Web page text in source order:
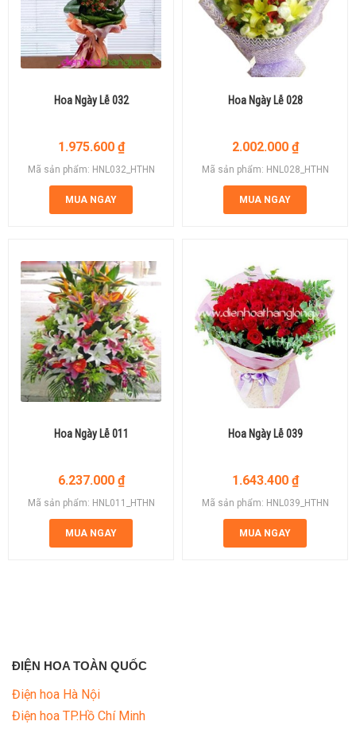
Hoa Ngày Lễ 032
1.975.600 ₫
Mã sản phẩm: HNL032_HTHN
MUA NGAY
Hoa Ngày Lễ 028
2.002.000 ₫
Mã sản phẩm: HNL028_HTHN
MUA NGAY
Hoa Ngày Lễ 011
6.237.000 ₫
Mã sản phẩm: HNL011_HTHN
MUA NGAY
Hoa Ngày Lễ 039
1.643.400 ₫
Mã sản phẩm: HNL039_HTHN
MUA NGAY
ĐIỆN HOA TOÀN QUỐC
Điện hoa Hà Nội
Điện hoa TP.Hồ Chí Minh